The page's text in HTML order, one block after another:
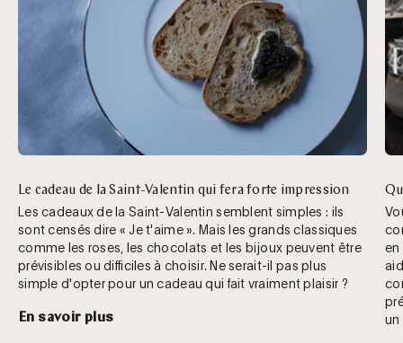
Le cadeau de la Saint-Valentin qui fera forte impression
Les cadeaux de la Saint-Valentin semblent simples : ils
sont censés dire « Je t'aime ». Mais les grands classiques
comme les roses, les chocolats et les bijoux peuvent être
prévisibles ou difficiles à choisir. Ne serait-il pas plus
simple d'opter pour un cadeau qui fait vraiment plaisir ?
En savoir plus
en
un